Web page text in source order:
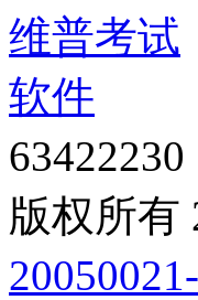
版权所有